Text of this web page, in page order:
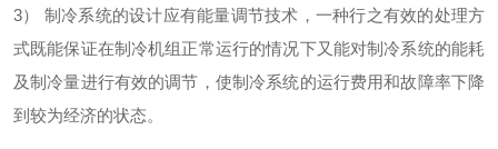
3） 制冷系统的设计应有能量调节技术，一种行之有效的处理方
式既能保证在制冷机组正常运行的情况下又能对制冷系统的能耗
及制冷量进行有效的调节，使制冷系统的运行费用和故障率下降
到较为经济的状态。